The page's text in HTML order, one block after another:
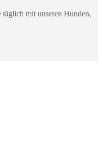
mit unseren Hunden,